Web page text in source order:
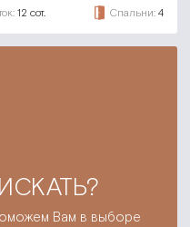
12 сот. Спальни: 4
Вам в выборе